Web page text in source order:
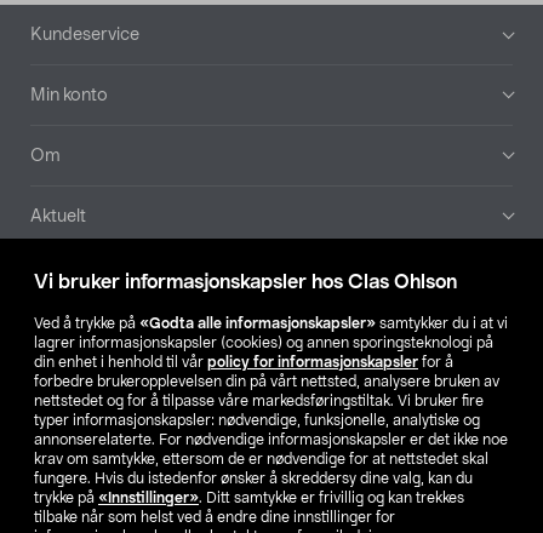
Vi bruker informasjonskapsler hos Clas Ohlson
Ved å trykke på «Godta alle informasjonskapsler» samtykker du i at vi
lagrer informasjonskapsler (cookies) og annen sporingsteknologi på
din enhet i henhold til vår policy for informasjonskapsler for å
forbedre brukeropplevelsen din på vårt nettsted, analysere bruken av
nettstedet og for å tilpasse våre markedsføringstiltak. Vi bruker fire
typer informasjonskapsler: nødvendige, funksjonelle, analytiske og
annonserelaterte. For nødvendige informasjonskapsler er det ikke noe
krav om samtykke, ettersom de er nødvendige for at nettstedet skal
fungere. Hvis du istedenfor ønsker å skreddersy dine valg, kan du
trykke på «Innstillinger». Ditt samtykke er frivillig og kan trekkes
tilbake når som helst ved å endre dine innstillinger for
Bunntekst
Kundeservice
Min konto
Om
Aktuelt
Våre selskaper
Finn din butikk
SE NO FI